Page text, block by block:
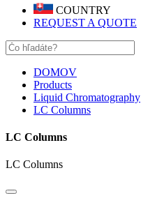
COUNTRY
REQUEST A QUOTE
DOMOV
Products
Liquid Chromatography
LC Columns
LC Columns
LC Columns